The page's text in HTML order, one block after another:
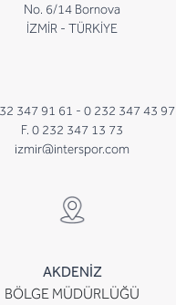
No. 6/14 Bornova
İZMİR - TÜRKİYE
347 91 61 - 0 232 347 43 97
F. 0 232 347 13 73
izmir@interspor.com
AKDENİZ
BÖLGE MÜDÜRLÜĞÜ